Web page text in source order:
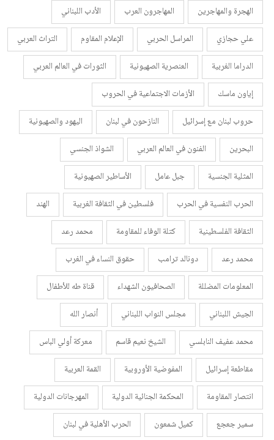
الهجرة والمهاجرين
المهاجرون العرب
الأدب اللبناني
علي حجازي
المراسل الحربي الإعلام المقاوم
التراث العربي
الدراما الغربية
العنصرية الصهيونية
الثورات في العالم العربي
إياون ماسك
الأزمات الاجتماعية في الحروب
حروب لبنان مع إسرائيل
النازحون في لبنان
اليهود والصهيونية
البحرين
الفنون في العالم العربي
الشواذ الجنسي
المثلية الجنسية
جبل عامل
الأساطير الصهيونية
الحرب النفسية في الحرب
فلسطين في الثقافة الغربية
الهند
الثقافة الفلسطينية
كتلة الوفاء للمقاومة
محمد رعد
محمد رعد
دونالد ترامب
حقوق النساء في الغرب
المعلومات المضللة
الصحافيون الشهداء
قناة طه للأطفال
الجيش اللبناني
مجلس النواب اللبناني
أنصار الله
محمد عفيف النابلسي
الشيخ نعيم قاسم
معركة أولي الباس
مقاطعة إسرائيل
المفوضية الأوروبية
القمة العربية
انتصار المقاومة
المحكمة الجنائية الدولية
المهرجانات الدولية
سمير جعجع
كميل شمعون
الحرب الأهلية في لبنان